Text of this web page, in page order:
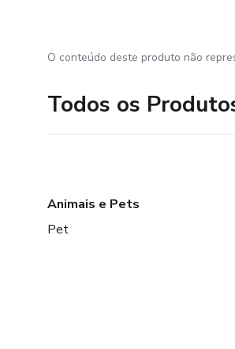
O conteúdo deste produto não
Todos os
Animais e Pets
Pet